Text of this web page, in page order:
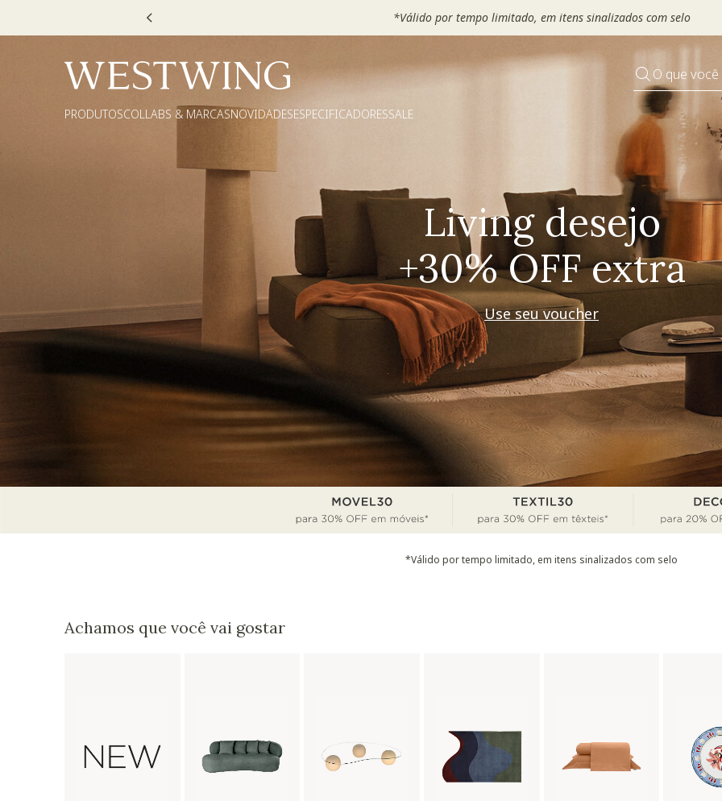
Escolha seu VOUCHER e ganhe até 30% OFF*: useMOVEL30, TEXTIL30 OU
O que
PRODUTOSCOLLABS & MARCASNOVIDADESESPECIFICADORESSALE
Pequenos rituais
Grandes mudanças
Decorar
*Válido por tempo limitado, em itens sinalizados com selo
Achamos que você vai gostar